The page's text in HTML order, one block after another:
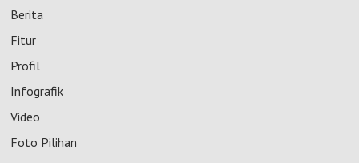
Berita
Fitur
Profil
Infografik
Video
Foto Pilihan